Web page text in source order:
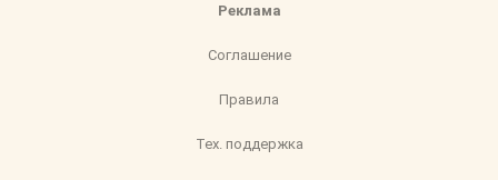
Реклама
Соглашение
Правила
Тех. поддержка